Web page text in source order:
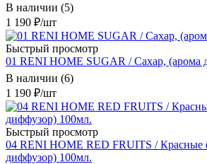
В наличии (5)
1 190 ₽/шт
Быстрый просмотр
01 RENI HOME SUGAR / Сахар, (арома
В наличии (6)
1 190 ₽/шт
Быстрый просмотр
04 RENI HOME RED FRUITS / Красные
диффузор) 100мл.